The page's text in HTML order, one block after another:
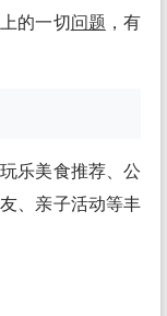
的一切问题 ，有
乐美食推荐、公
、亲子活动等丰